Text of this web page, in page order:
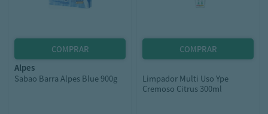
alpes
Sabao Barra Alpes Blue 900g
Limpador Multi Uso Ype
Cremoso Citrus 300ml